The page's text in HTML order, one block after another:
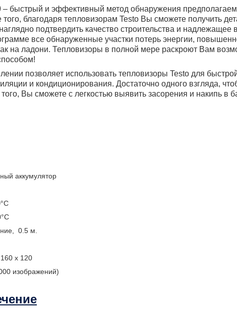
– быстрый и эффективный метод обнаружения
благодаря тепловизорам Testo Вы сможете получить
подтвердить качество строительства и надлежащее
все обнаруженные участки потерь энергии,
на ладони. Тепловизоры в полной мере раскроют Вам
позволяет использовать тепловизоры Testo для
и кондиционирования. Достаточно одного взгляда,
Вы сможете с легкостью выявить засорения и накипь в
аккумулятор
0.5 м.
x 120
изображений)